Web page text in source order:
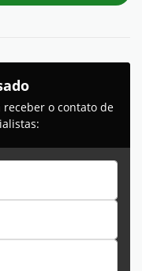
o contato de